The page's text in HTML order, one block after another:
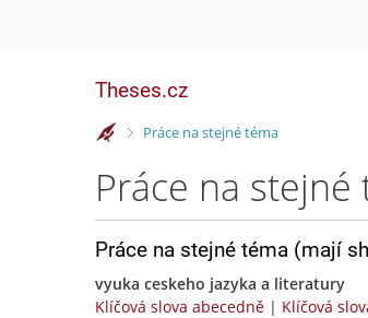
Theses.cz
>Práce na stejné téma
Práce na stejné
Práce na stejné téma (mají
vyuka ceskeho jazyka a literatury
Klíčová slova abecedně | Klíčová